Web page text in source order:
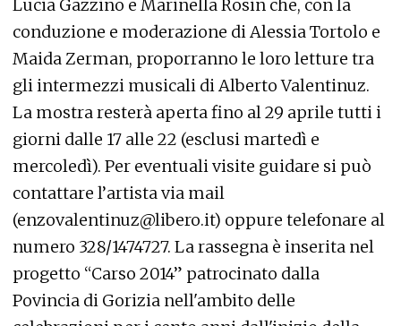
Lucia Gazzino e Marinella Rosin che, con la
conduzione e moderazione di Alessia Tortolo e
Maida Zerman, proporranno le loro letture tra
gli intermezzi musicali di Alberto Valentinuz.
La mostra resterà aperta fino al 29 aprile tutti i
giorni dalle 17 alle 22 (esclusi martedì e
mercoledì). Per eventuali visite guidare si può
contattare l’artista via mail
(enzovalentinuz@libero.it) oppure telefonare al
numero 328/1474727. La rassegna è inserita nel
progetto “Carso 2014” patrocinato dalla
Povincia di Gorizia nell'ambito delle